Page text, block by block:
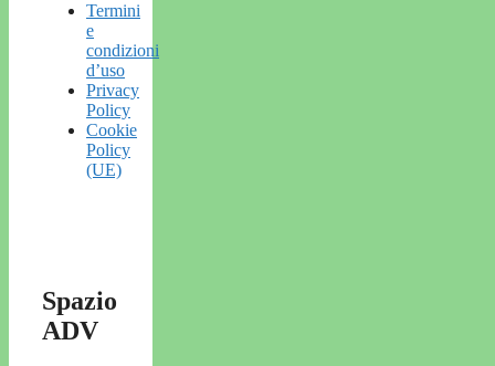
Termini
e
condizioni
d’uso
Privacy
Policy
Cookie
Policy
(UE)
Spazio
ADV